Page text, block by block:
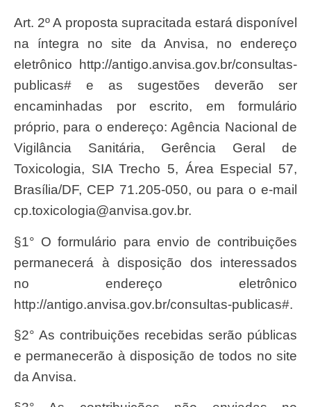
Art. 2º A proposta supracitada estará disponível
na íntegra no site da Anvisa, no endereço
eletrônico http://antigo.anvisa.gov.br/consultas-
publicas# e as sugestões deverão ser
encaminhadas por escrito, em formulário
próprio, para o endereço: Agência Nacional de
Vigilância Sanitária, Gerência Geral de
Toxicologia, SIA Trecho 5, Área Especial 57,
Brasília/DF, CEP 71.205-050, ou para o e-mail
cp.toxicologia@anvisa.gov.br.
§1° O formulário para envio de contribuições
permanecerá à disposição dos interessados
no endereço eletrônico
http://antigo.anvisa.gov.br/consultas-publicas#.
§2° As contribuições recebidas serão públicas
e permanecerão à disposição de todos no site
da Anvisa.